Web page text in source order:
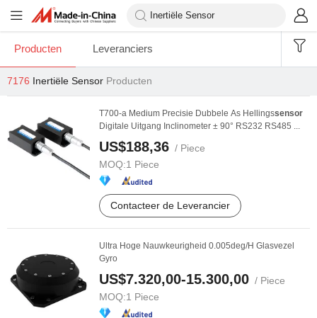
Producten Leveranciers
7176 Inertiële Sensor Producten
T700-a Medium Precisie Dubbele As Hellingssensor
Digitale Uitgang Inclinometer ± 90° RS232 RS485 ...
US$188,36 / Piece
MOQ:1 Piece
Contacteer de Leverancier
Ultra Hoge Nauwkeurigheid 0.005deg/H Glasvezel
Gyro
US$7.320,00-15.300,00 / Piece
MOQ:1 Piece